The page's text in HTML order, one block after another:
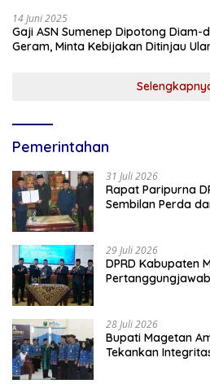
14 Juni 2025
Gaji ASN Sumenep Dipotong Diam-
Geram, Minta Kebijakan Ditinjau
Pemerintahan
31 Juli 2026
Rapat Paripurna
Sembilan Perda
29 Juli 2026
DPRD Kabupaten
28 Juli 2026
Bupati Magetan
Tekankan